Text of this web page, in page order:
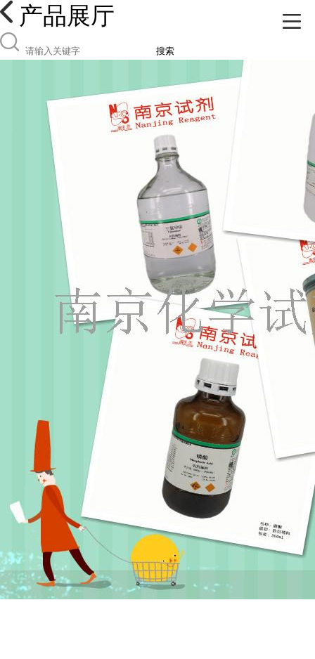
产品展厅
搜索